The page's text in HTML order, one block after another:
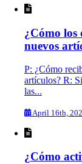
¿Cómo los
nuevos
P: ¿Cómo
artículos? R:
las...
April 16th,
¿Cómo